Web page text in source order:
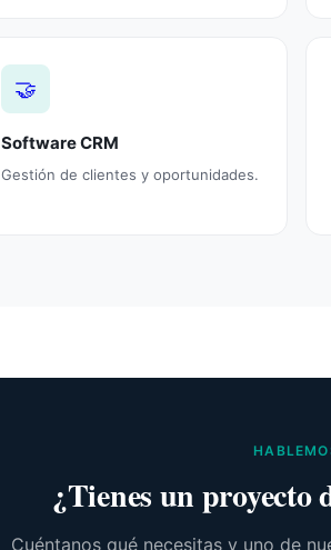
🤝
Software CRM
Gestión de clientes y oportunidades.
¿Tienes un proyecto
Cuéntanos qué necesitas y uno de